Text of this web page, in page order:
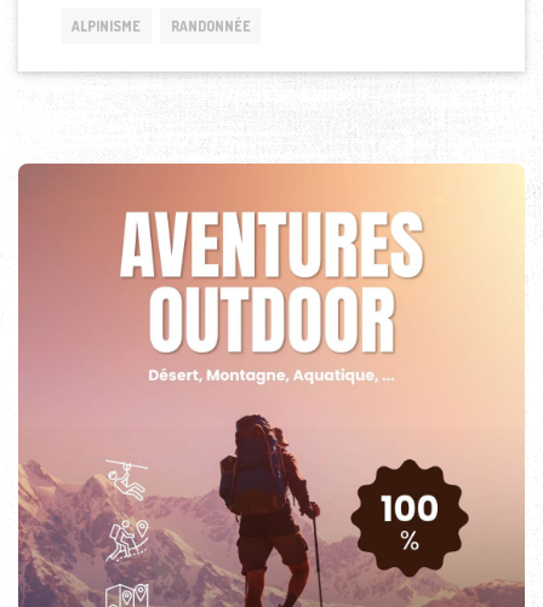
ALPINISME RANDONNÉE